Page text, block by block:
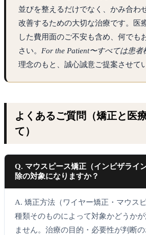
並びを整えるだけでなく、かみ合わ
改善するための大切な治療です。医
した費用面のご不安も含め、何でも
さい。 For the Patient〜すべては患
理念のもと、誠心誠意ご提案させて
よくあるご質問（矯正と医
て）
Q. マウスピース矯正（インビザライ
除の対象になりますか？
A. 矯正方法（ワイヤー矯正・マウス
種類そのものによって対象かどうか
ません。治療の目的・必要性が判断